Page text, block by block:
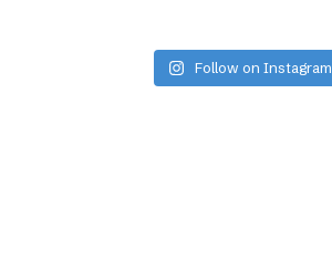
Follow on Instagram